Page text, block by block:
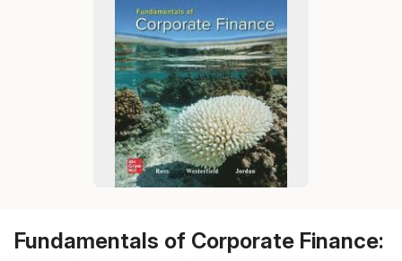
Fundamentals of Corporate Finance: